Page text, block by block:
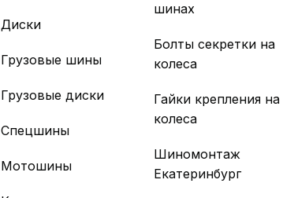
Диски
Грузовые шины
Грузовые диски
Спецшины
Мотошины
шинах
Болты секретки на
колеса
Гайки крепления на
колеса
Шиномонтаж
Екатеринбург